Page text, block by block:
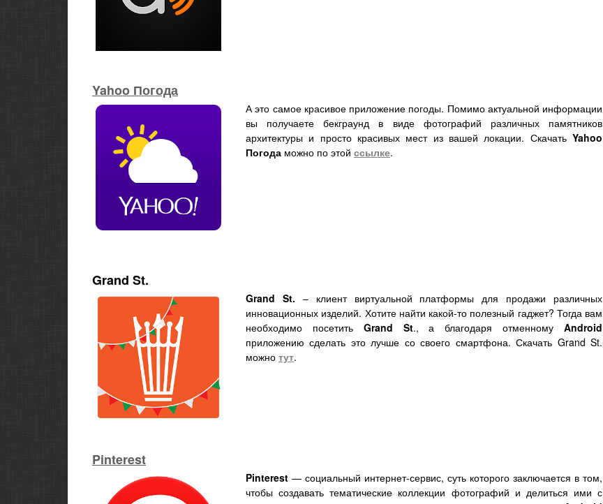
Yahoo Погода
А это самое красивое приложение погоды. Помимо актуальной информации
вы получаете бекграунд в виде фотографий различных памятников
архитектуры и просто красивых мест из вашей локации. Скачать Yahoo
Погода можно по этой ссылке.
Grand St.
Grand St. – клиент виртуальной платформы для продажи различных
инновационных изделий. Хотите найти какой-то полезный гаджет? Тогда вам
необходимо посетить Grand St., а благодаря отменномуAndroid
приложению сделать это лучше со своего смартфона. Скачать Grand St.
можно тут.
Pinterest
Pinterest — социальный интернет-сервис, суть которого заключается в том,
чтобы создавать тематические коллекции фотографий и делиться ими с